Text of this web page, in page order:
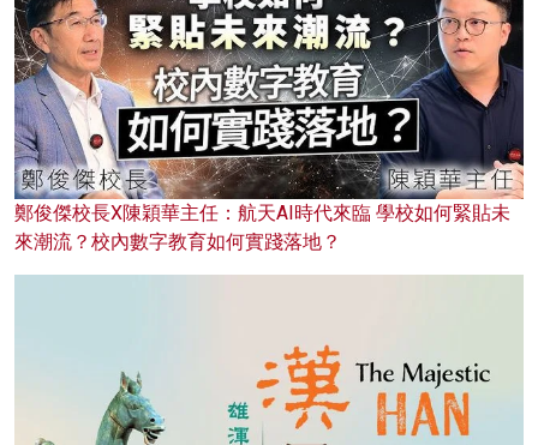
鄭俊傑校長X陳穎華主任：航天AI時代來臨 學校如何緊貼未
來潮流？校內數字教育如何實踐落地？